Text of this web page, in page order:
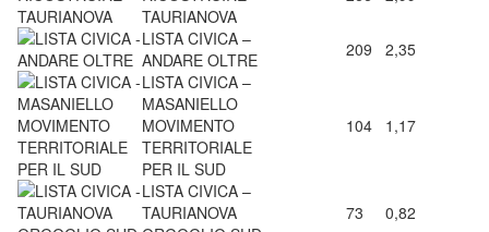
TAURIANOVA
LISTA CIVICA –
ANDARE OLTRE
209
2,35
LISTA CIVICA –
MASANIELLO
MOVIMENTO
TERRITORIALE
PER IL SUD
104 1,17
LISTA CIVICA –
TAURIANOVA
73
0,82